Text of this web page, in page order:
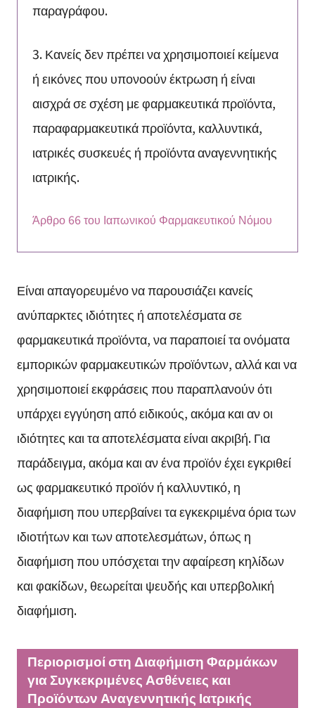
παραγράφου.
3. Κανείς δεν πρέπει να χρησιμοποιεί κείμενα
ή εικόνες που υπονοούν έκτρωση ή είναι
αισχρά σε σχέση με φαρμακευτικά προϊόντα,
παραφαρμακευτικά προϊόντα, καλλυντικά,
ιατρικές συσκευές ή προϊόντα αναγεννητικής
ιατρικής.
Άρθρο 66 του Ιαπωνικού Φαρμακευτικού Νόμου
Είναι απαγορευμένο να παρουσιάζει κανείς
ανύπαρκτες ιδιότητες ή αποτελέσματα σε
φαρμακευτικά προϊόντα, να παραποιεί τα ονόματα
εμπορικών φαρμακευτικών προϊόντων, αλλά και να
χρησιμοποιεί εκφράσεις που παραπλανούν ότι
υπάρχει εγγύηση από ειδικούς, ακόμα και αν οι
ιδιότητες και τα αποτελέσματα είναι ακριβή. Για
παράδειγμα, ακόμα και αν ένα προϊόν έχει εγκριθεί
ως φαρμακευτικό προϊόν ή καλλυντικό, η
διαφήμιση που υπερβαίνει τα εγκεκριμένα όρια των
ιδιοτήτων και των αποτελεσμάτων, όπως η
διαφήμιση που υπόσχεται την αφαίρεση κηλίδων
και φακίδων, θεωρείται ψευδής και υπερβολική
διαφήμιση.
Περιορισμοί στη Διαφήμιση Φαρμάκων
για Συγκεκριμένες Ασθένειες και
Προϊόντων Αναγεννητικής Ιατρικής